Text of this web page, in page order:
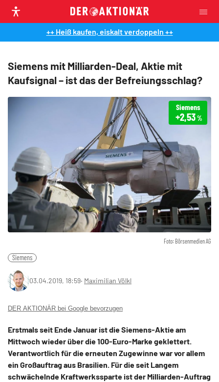
++ Heiß kaufen, eiskalt verdoppeln ++
Siemens mit Milliarden-Deal, Aktie mit
Kaufsignal – ist das der Befreiungsschlag?
Foto: Börsenmedien AG
Siemens
+2,53%
Siemens
03.04.2019, 18:59‧ Maximilian Völkl
DER AKTIONÄR bei Google bevorzugen
Erstmals seit Ende Januar ist die Siemens-Aktie am
Mittwoch wieder über die 100-Euro-Marke geklettert.
Verantwortlich für die erneuten Zugewinne war vor allem
ein Großauftrag aus Brasilien. Für die seit Langem
schwächelnde Kraftwerkssparte ist der Milliarden-Auftrag